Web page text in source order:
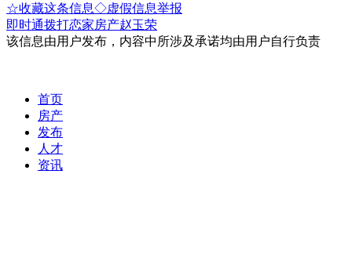
☆收藏这条信息◇虚假信息举报
即时通拨打恋家房产赵玉荣
该信息由用户发布，内容中所涉及承诺均由用户自行负责
首页
房产
发布
人才
资讯